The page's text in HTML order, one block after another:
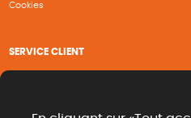
Cookies
SERVICE CLIENT
Nous contacter